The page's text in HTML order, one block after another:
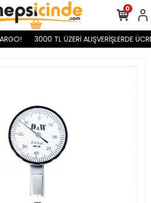
3000 TL ÜZERİ ALIŞVERİŞLERDE
0